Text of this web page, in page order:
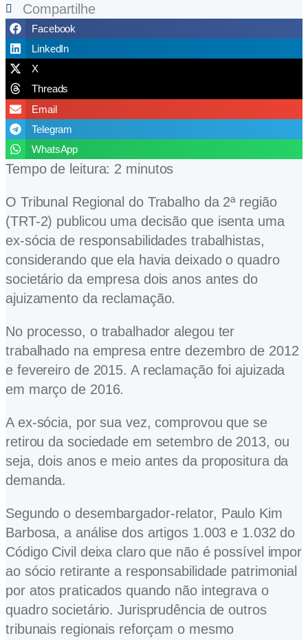
Compartilhe
Facebook
LinkedIn
X
Threads
Email
Telegram
WhatsApp
Tempo de leitura: 2 minutos
O Tribunal Regional do Trabalho da 2ª região
(TRT-2) publicou uma decisão que isenta uma
ex-sócia de responsabilidades trabalhistas,
considerando que ela havia deixado o quadro
societário da empresa dois anos antes do
ajuizamento da reclamação.
No processo, o trabalhador alegou ter
trabalhado na empresa entre dezembro de 2012
e fevereiro de 2015. A reclamação foi ajuizada
em março de 2016.
A ex-sócia, por sua vez, comprovou que se
retirou da sociedade em setembro de 2013, ou
seja, dois anos e meio antes da propositura da
demanda.
Segundo o desembargador-relator, Paulo Kim
Barbosa, a análise dos artigos 1.003 e 1.032 do
Código Civil deixa claro que não é possível impor
ao sócio retirante a responsabilidade patrimonial
por atos praticados quando não integrava o
quadro societário. Jurisprudência de outros
tribunais regionais reforçam o mesmo